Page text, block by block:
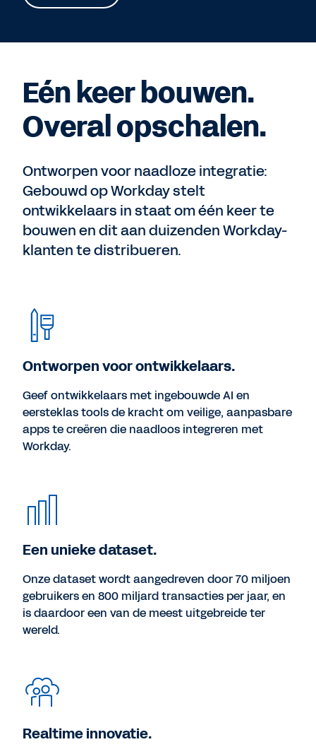
Eén keer bouwen.
Overal opschalen.
Ontworpen voor naadloze integratie:
Gebouwd op Workday stelt
ontwikkelaars in staat om één keer te
bouwen en dit aan duizenden Workday-
klanten te distribueren.
Ontworpen voor ontwikkelaars.
Geef ontwikkelaars met ingebouwde AI en
eersteklas tools de kracht om veilige, aanpasbare
apps te creëren die naadloos integreren met
Workday.
Een unieke dataset.
Onze dataset wordt aangedreven door 70 miljoen
gebruikers en 800 miljard transacties per jaar, en
is daardoor een van de meest uitgebreide ter
wereld.
Realtime innovatie.